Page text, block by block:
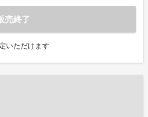
売終了
いただけます